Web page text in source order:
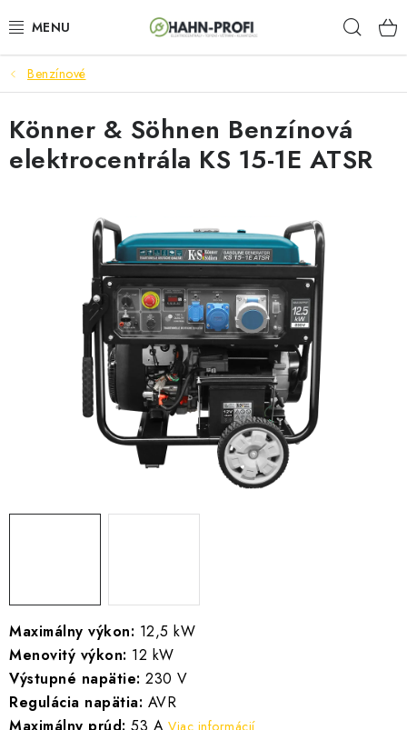
na
ELEKTROCENTRÁLY
ZAHRADNÍ TECHNIKA
STAVEBNÁ TECHNIKA
AKUMULÁTOROVÉ NÁRADIE
ODVLHČOVAČE A VENTILÁTORY
OHRIEVAČE
KLIMATIZÁCIA
VYHRIEVANIE
REFERENCIE
KONTAKTY
Benzínové
Maximálny výkon: 12,5 kW
Menovitý výkon: 12 kW
Výstupné napätie: 230 V
Regulácia napätia: AVR
Viac informácií
Könner & Söhnen Benzínová
elektrocentrála KS 15-1E ATSR